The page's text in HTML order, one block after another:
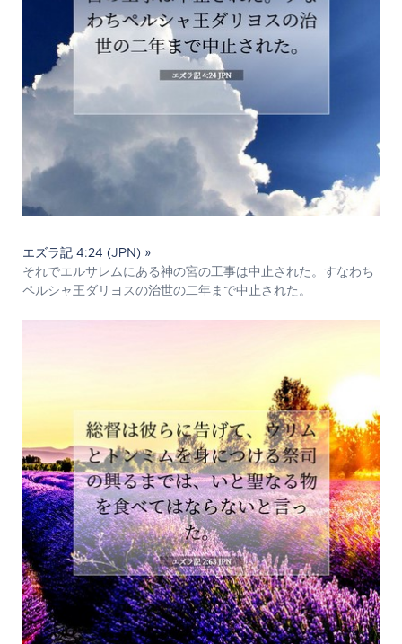
エズラ記 4:24 (JPN) »
それでエルサレムにある神の宮の工事は中止された。すなわち
ペルシャ王ダリヨスの治世の二年まで中止された。